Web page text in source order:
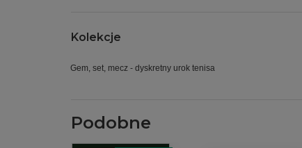
Kolekcje
Gem, set, mecz - dyskretny urok tenisa
Podobne